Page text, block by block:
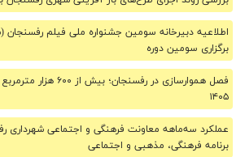
اطلاعیه دبیرخانه سومین جشنواره ملی فیلم
برگزاری سومین دوره
فصل هموارسازی در
۱۴۰۵
عملکرد سه‌ماهه معاونت فرهنگی و اجتماعی شهرداری
برنامه فرهنگی، مذهبی و اجتماعی